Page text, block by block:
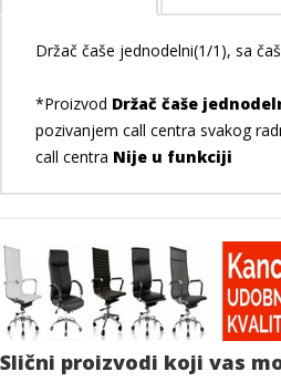
Držač čaše jednodelni(1/1), sa
*Proizvod Držač čaše
pozivanjem call centra svakog
call centra Nije u funkciji
Slični proizvodi koji vas